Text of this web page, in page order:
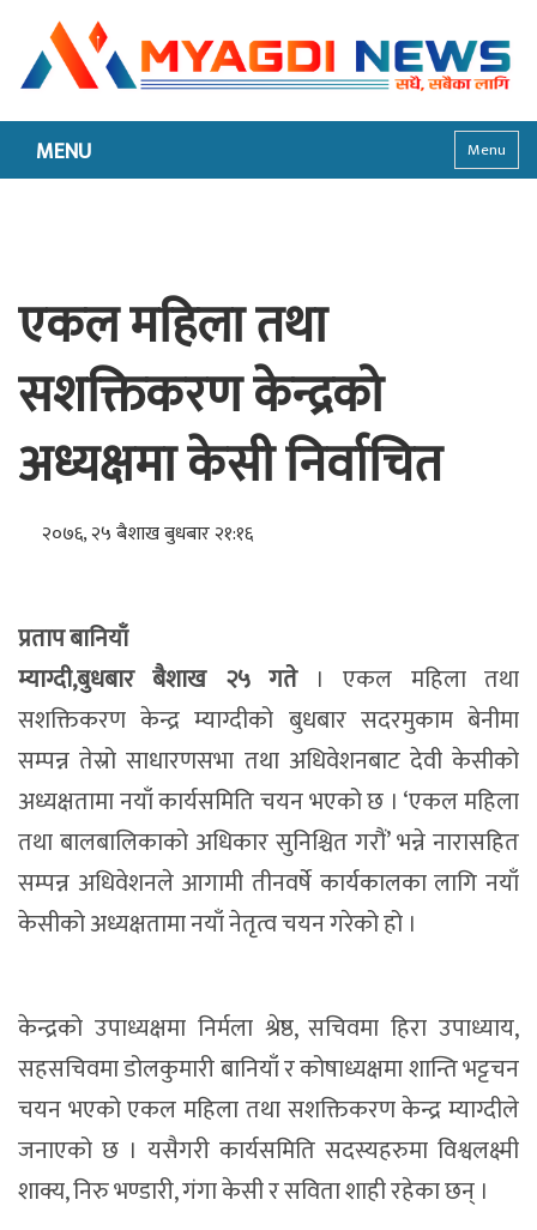
MENU Menu
एकल महिला तथा
सशक्तिकरण केन्द्रको
अध्यक्षमा केसी निर्वाचित
२०७६, २५ बैशाख बुधबार २१:१६
प्रताप बानियाँ
म्याग्दी,बुधबार बैशाख २५ गते। एकल महिला तथा
सशक्तिकरण केन्द्र म्याग्दीको बुधबार सदरमुकाम बेनीमा
सम्पन्न तेस्रो साधारणसभा तथा अधिवेशनबाट देवी केसीको
अध्यक्षतामा नयाँ कार्यसमिति चयन भएको छ । ‘एकल महिला
तथा बालबालिकाको अधिकार सुनिश्चित गरौं’ भन्ने नारासहित
सम्पन्न अधिवेशनले आगामी तीनवर्षे कार्यकालका लागि नयाँ
केसीको अध्यक्षतामा नयाँ नेतृत्व चयन गरेको हो ।
केन्द्रको उपाध्यक्षमा निर्मला श्रेष्ठ, सचिवमा हिरा उपाध्याय,
सहसचिवमा डोलकुमारी बानियाँ र कोषाध्यक्षमा शान्ति भट्टचन
चयन भएको एकल महिला तथा सशक्तिकरण केन्द्र म्याग्दीले
जनाएको छ । यसैगरी कार्यसमिति सदस्यहरुमा विश्वलक्ष्मी
शाक्य, निरु भण्डारी, गंगा केसी र सविता शाही रहेका छन् ।